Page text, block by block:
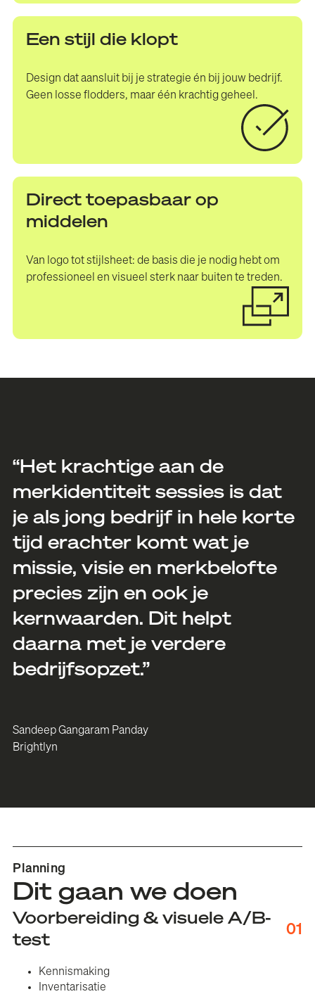
Een stijl die klopt
Design dat aansluit bij je strategie én bij jouw bedrijf.
Geen losse flodders, maar één krachtig geheel.
Direct toepasbaar op
middelen
Van logo tot stijlsheet: de basis die je nodig hebt om
professioneel en visueel sterk naar buiten te treden.
“Het krachtige aan de
merkidentiteit sessies is dat
je als jong bedrijf in hele korte
tijd erachter komt wat je
missie, visie en merkbelofte
precies zijn en ook je
kernwaarden. Dit helpt
daarna met je verdere
bedrijfsopzet.”
Sandeep Gangaram Panday
Brightlyn
Planning
Dit gaan we doen
Voorbereiding & visuele A/B-
test
01
Kennismaking
Inventarisatie